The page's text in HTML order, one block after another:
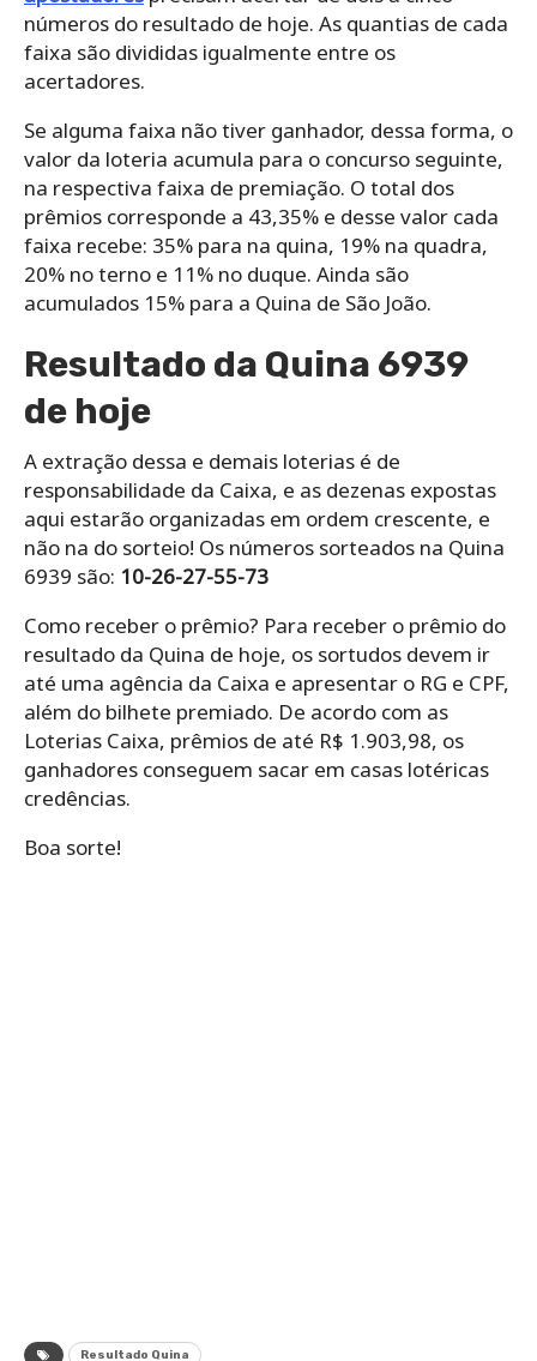
números do resultado de hoje. As quantias de cada
faixa são divididas igualmente entre os
acertadores.
Se alguma faixa não tiver ganhador, dessa forma, o
valor da loteria acumula para o concurso seguinte,
na respectiva faixa de premiação. O total dos
prêmios corresponde a 43,35% e desse valor cada
faixa recebe: 35% para na quina, 19% na quadra,
20% no terno e 11% no duque. Ainda são
acumulados 15% para a Quina de São João.
Resultado da Quina 6939
de hoje
A extração dessa e demais loterias é de
responsabilidade da Caixa, e as dezenas expostas
aqui estarão organizadas em ordem crescente, e
não na do sorteio! Os números sorteados na Quina
6939 são: 10-26-27-55-73
Como receber o prêmio? Para receber o prêmio do
resultado da Quina de hoje, os sortudos devem ir
até uma agência da Caixa e apresentar o RG e CPF,
além do bilhete premiado. De acordo com as
Loterias Caixa, prêmios de até R$ 1.903,98, os
ganhadores conseguem sacar em casas lotéricas
credências.
Boa sorte!
Resultado Quina